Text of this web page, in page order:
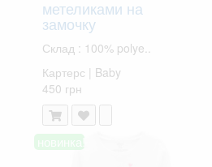
метеликами на
замочку
Склад : 100% polye..
Картерс | Baby
450 грн
новинка!